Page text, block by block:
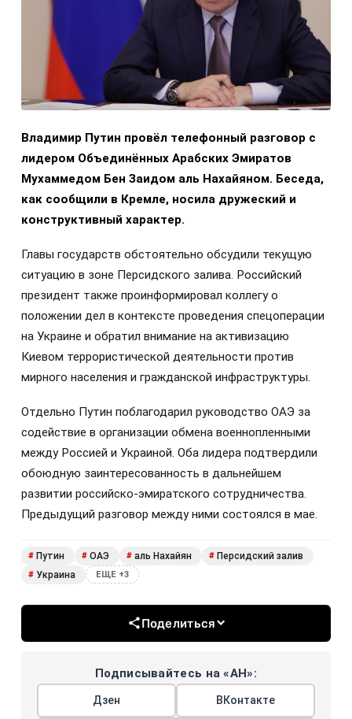
Владимир Путин провёл телефонный разговор с
лидером Объединённых Арабских Эмиратов
Мухаммедом Бен Заидом аль Нахайяном. Беседа,
как сообщили в Кремле, носила дружеский и
конструктивный характер.
Главы государств обстоятельно обсудили текущую
ситуацию в зоне Персидского залива. Российский
президент также проинформировал коллегу о
положении дел в контексте проведения спецоперации
на Украине и обратил внимание на активизацию
Киевом террористической деятельности против
мирного населения и гражданской инфраструктуры.
Отдельно Путин поблагодарил руководство ОАЭ за
содействие в организации обмена военнопленными
между Россией и Украиной. Оба лидера подтвердили
обоюдную заинтересованность в дальнейшем
развитии российско-эмиратского сотрудничества.
Предыдущий разговор между ними состоялся в мае.
# Путин # ОАЭ # аль Нахайян # Персидский залив
# Украина ЕЩЕ +3
Поделиться
Подписывайтесь на «АН»:
Дзен ВКонтакте